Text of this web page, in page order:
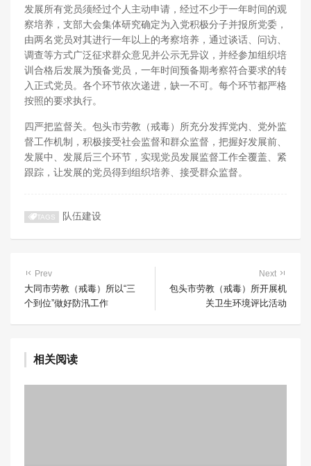
发展所有党员须经过个人主动申请，经过不少于一年时间的观
察培养，支部大会集体研究确定为入党积极分子并报所党委，
由两名党员对其进行一年以上的考察培养，通过谈话、问访、
调查等方式广泛征求群众意见并公示无异议，并经参加组织培
训合格后发展为预备党员，一年时间预备期考察符合要求的转
入正式党员。各个环节依次递进，缺一不可。每个环节都严格
按照的要求执行。
四严把监督关。包头市劳教（戒毒）所充分发挥党内、党外监
督工作机制，积极接受社会监督和群众监督，把握好发展前、
发展中、发展后三个环节，实现党员发展监督工作全覆盖、紧
跟踪，让发展的党员得到组织培养、接受群众监督。
TAGS 队伍建设
Prev
大同市劳教（戒毒）所以“三
个到位”做好防汛工作
Next
包头市劳教（戒毒）所开展机
关卫生环境评比活动
相关阅读